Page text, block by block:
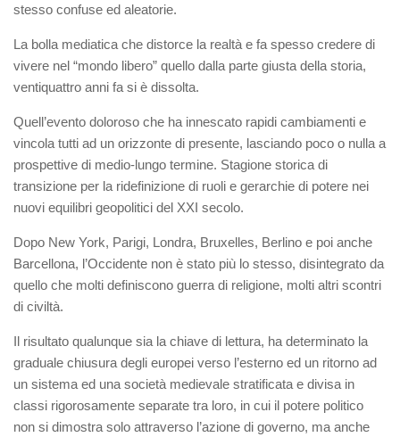
stesso confuse ed aleatorie.
La bolla mediatica che distorce la realtà e fa spesso credere di
vivere nel “mondo libero” quello dalla parte giusta della storia,
ventiquattro anni fa si è dissolta.
Quell’evento doloroso che ha innescato rapidi cambiamenti e
vincola tutti ad un orizzonte di presente, lasciando poco o nulla a
prospettive di medio-lungo termine. Stagione storica di
transizione per la ridefinizione di ruoli e gerarchie di potere nei
nuovi equilibri geopolitici del XXI secolo.
Dopo New York, Parigi, Londra, Bruxelles, Berlino e poi anche
Barcellona, l’Occidente non è stato più lo stesso, disintegrato da
quello che molti definiscono guerra di religione, molti altri scontri
di civiltà.
Il risultato qualunque sia la chiave di lettura, ha determinato la
graduale chiusura degli europei verso l’esterno ed un ritorno ad
un sistema ed una società medievale stratificata e divisa in
classi rigorosamente separate tra loro, in cui il potere politico
non si dimostra solo attraverso l’azione di governo, ma anche